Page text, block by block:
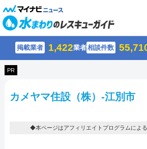
掲載業者 1,422業者相談件数
PR
カメヤマ住設（株）-江別市
◆本ページはアフィリエイトプログラムによる